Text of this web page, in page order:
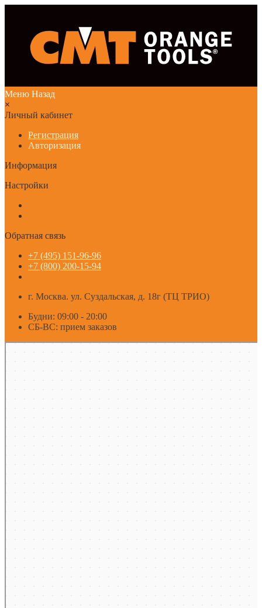
Меню Назад
×
Личный кабинет
Регистрация
Авторизация
Информация
Настройки
Обратная связь
+7 (495) 151-96-96
+7 (800) 200-15-94
г. Москва. ул. Суздальская, д. 18г (ТЦ ТРИО)
Будни: 09:00 - 20:00
СБ-ВС: прием заказов